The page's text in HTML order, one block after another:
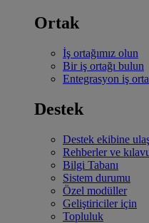
Ortak
İş ortağımız olun
Bir iş ortağı bulun
Entegrasyon iş
Destek
Destek ekibine
Rehberler ve
Bilgi Tabanı
Sistem durumu
Özel modüller
Geliştiriciler için
Topluluk